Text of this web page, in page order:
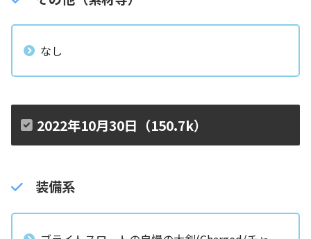
なし
2022年10月30日（150.7k）
装備系